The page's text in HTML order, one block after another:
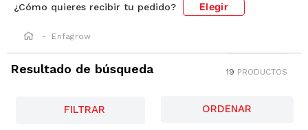
¿Cómo quieres recibir tu pedido? Elegir
Enfagrow
Resultado de búsqueda 19 PRODUCTOS
FILTRAR